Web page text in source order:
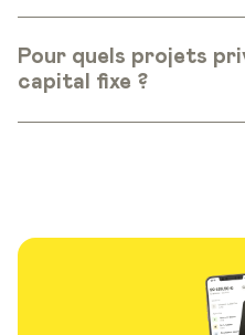
Pour quels projets
capital fixe ?